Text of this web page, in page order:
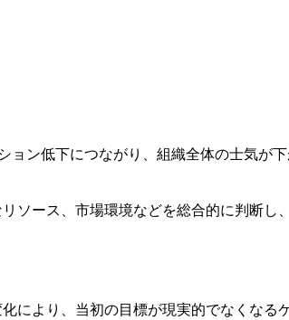
ン低下につながり、組織全体の士気が下
ソース、市場環境などを総合的に判断し
により、当初の目標が現実的でなくなる